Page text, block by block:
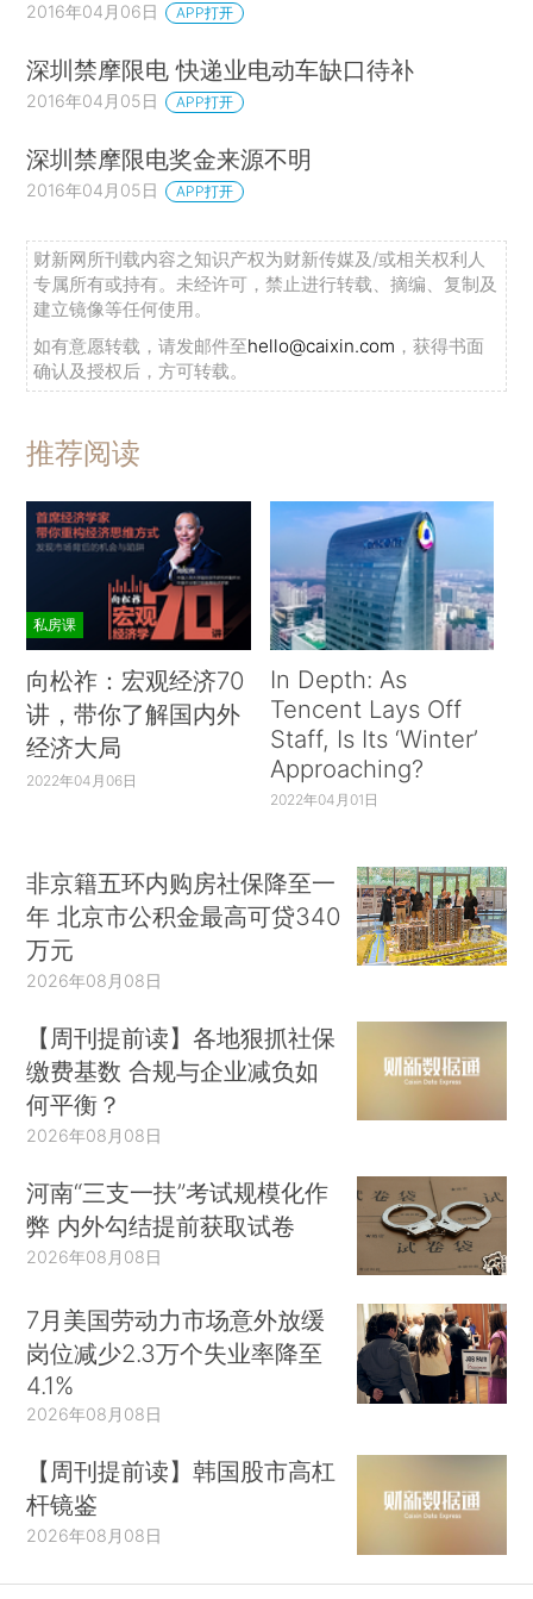
2016年04月06日 APP打开
深圳禁摩限电 快递业电动车缺口待补
2016年04月05日 APP打开
深圳禁摩限电奖金来源不明
2016年04月05日 APP打开
财新网所刊载内容之知识产权为财新传媒及/或相关权利人
专属所有或持有。未经许可，禁止进行转载、摘编、复制及
建立镜像等任何使用。
如有意愿转载，请发邮件至hello@caixin.com ，获得书面
确认及授权后，方可转载。
推荐阅读
私房课
向松祚：宏观经济70
讲，带你了解国内外
经济大局
2022年04月06日
In Depth: As
Tencent Lays Off
Staff, Is Its ‘Winter’
Approaching?
2022年04月01日
非京籍五环内购房社保降至一
年 北京市公积金最高可贷340
万元
2026年08月08日
【周刊提前读】各地狠抓社保
缴费基数 合规与企业减负如
何平衡？
2026年08月08日
河南“三支一扶”考试规模化作
弊 内外勾结提前获取试卷
2026年08月08日
7月美国劳动力市场意外放缓
岗位减少2.3万个失业率降至
4.1%
2026年08月08日
【周刊提前读】韩国股市高杠
杆镜鉴
2026年08月08日